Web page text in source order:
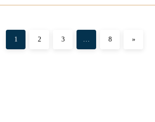
1 2 3 … 8 »